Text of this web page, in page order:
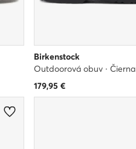
Birkenstock
Outdoorová obuv · Čierna
179,95 €